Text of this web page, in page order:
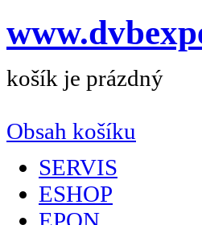
košík je prázdný
Obsah košíku
SERVIS
ESHOP